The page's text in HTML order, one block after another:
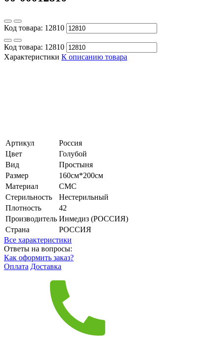
Код товара: 12810
Код товара: 12810
Характеристики К описанию товара
Артикул
Россия
Цвет
Голубой
Вид
Простыня
Размер
160см*200см
Материал
СМС
Стерильность
Нестерильный
Плотность
42
Производитель Инмедиз (РОССИЯ)
Страна
РОССИЯ
Все характеристики
Ответы на вопросы:
Как оформить заказ?
Оплата Доставка